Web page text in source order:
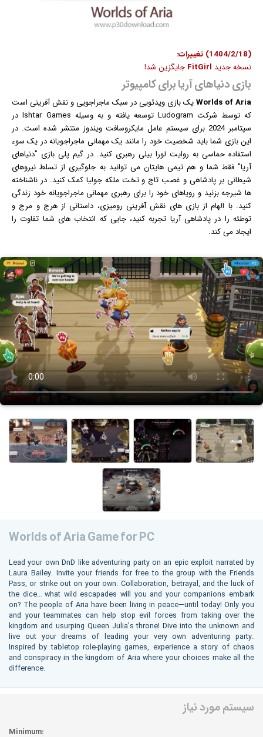
(1404/2/18) تغییرات:
نسخه جدید FitGirl جایگزین شد!
بازی دنیاهای آریا برای کامپیوتر
Worlds of Ariaیکبازی ویدئویی در سبک ماجراجویی و نقش آفرینی است
که توسط شرکت Ludogram توسعه یافته و به وسیله Ishtar Games در
سپتامبر 2024 برای سیستم عامل مایکروسافت
ویندوز منتشر شده است. در
این بازی شما باید شخصیت خود را مانند یک مهمانی ماجراجویانه در یک سوء
استفاده حماسی به روایت لورا بیلی رهبری کنید. در گیم پلی بازی "دنیاهای
آریا" فقط شما و هم تیمی هایتان می توانید به جلوگیری از تسلط نیروهای
شیطانی بر پادشاهی و غصب تاج و تخت ملکه جولیا کمک کنید. در ناشناخته
ها شیرجه بزنید و رویاهای خود را برای رهبری مهمانی ماجراجویانه خود زندگی
کنید. با الهام از بازی های نقش آفرینی رومیزی، داستانی از هرج و مرج و
توطئه را در پادشاهی آریا تجربه کنید، جایی که انتخاب های شما تفاوت را
ایجاد می کند.
Worlds of Aria Game for PC
Lead your own DnD like adventuring party on an epic exploit narrated by
Laura Bailey. Invite your friends for free to the group with the Friends
Pass, or strike out on your own. Collaboration, betrayal, and the luck of
the dice… what wild escapades will you and your companions embark
on? The people of Aria have been living in peace—until today! Only you
and your teammates can help stop evil forces from taking over the
kingdom and usurping Queen Julia's throne! Dive into the unknown and
live out your dreams of leading your very own adventuring party.
Inspired by tabletop role-playing games, experience a story of chaos
and conspiracy in the kingdom of Aria where your choices make all the
difference.
سیستم مورد نیاز
Minimum: